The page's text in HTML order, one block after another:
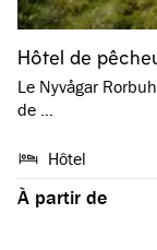
Hôtel de
Le Nyvågar
de …
Hôtel
À partir de